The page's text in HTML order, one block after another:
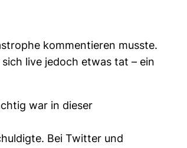
kommentieren musste.
live jedoch etwas tat – ein
war in dieser
Bei Twitter und